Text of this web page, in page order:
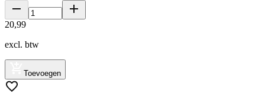
20,99
excl. btw
Toevoegen